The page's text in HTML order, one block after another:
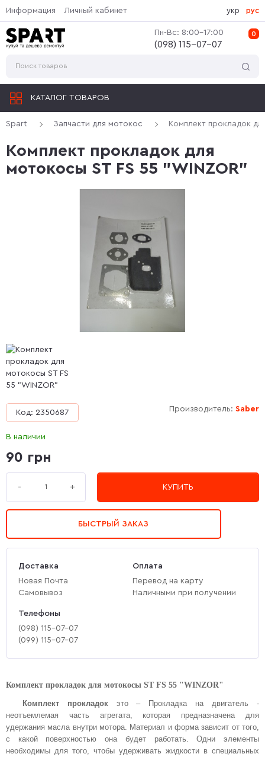
Информация Личный кабинет
0
Пн-Вс: 8:00-17:00
(‎098) 115-07-07
укр рус
КАТАЛОГ ТОВАРОВ
Spart Запчасти для мотокос Комплект прокладок
Комплект прокладок для
мотокосы ST FS 55 "WINZOR"
Производитель: Saber
Код: 2350687
В наличии
90 грн
- + КУПИТЬ
БЫСТРЫЙ ЗАКАЗ
Доставка
Новая Почта
Самовывоз
Оплата
Перевод на карту
Наличными при получении
Телефоны
(‎098) 115-07-07
(‎099) 115-07-07
Комплект прокладок для мотокосы ST FS 55 "WINZOR"
Комплект прокладокэто – Прокладка на двигатель -
неотъемлемая часть агрегата, которая предназначена для
удержания масла внутри мотора. Материал и форма зависит от того,
с какой поверхностью она будет работать. Одни элементы
необходимы для того, чтобы удерживать жидкости в специальных